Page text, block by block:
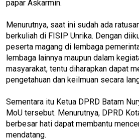
papar Askarmin.
Menurutnya, saat ini sudah ada
berkuliah di FISIP Unrika. Dengan
peserta magang di lembaga
lembaga lainnya maupun dalam
masyarakat, tentu diharapkan dapat
pengetahuan dan keilmuan secara
Sementara itu Ketua DPRD Batam
MoU tersebut. Menurutnya, DPRD
berbesar hati dapat membantu
mendatang.